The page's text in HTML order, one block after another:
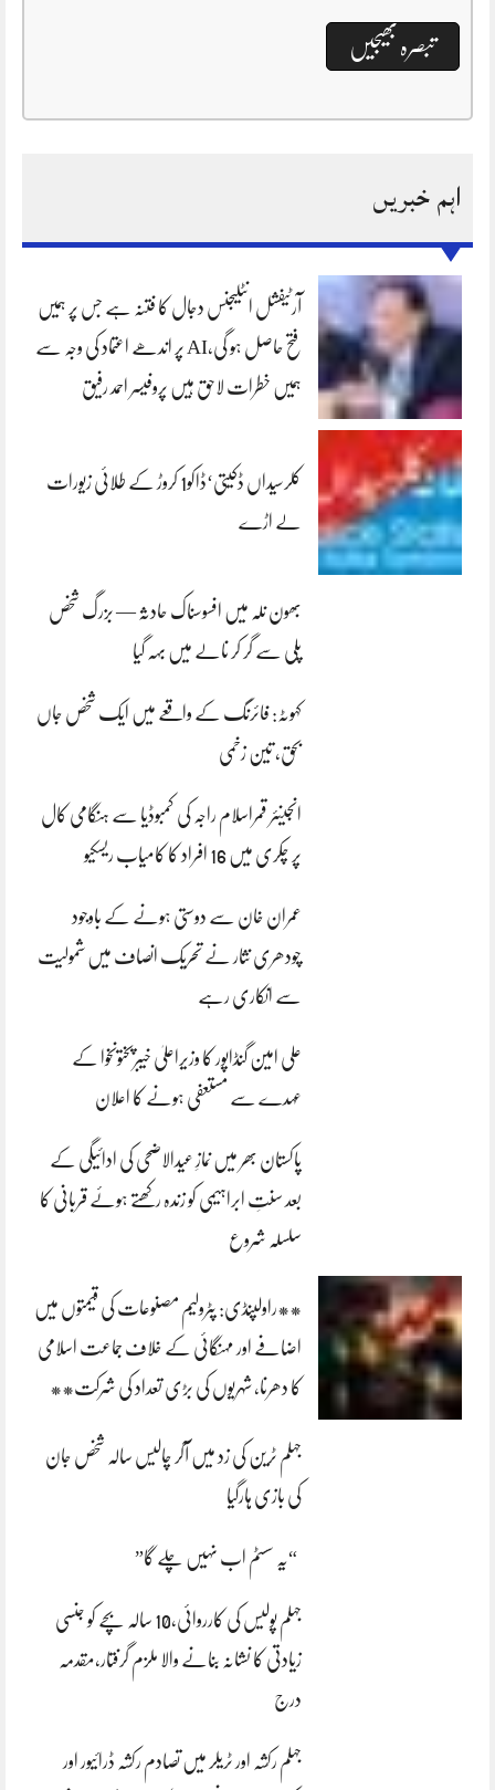
اہم خبریں
آرٹیفشل انٹلیجنس دجال کا فتنہ ہے جس پر ہمیں
فتح حاصل ہو گی،AI پر اندھے اعتماد کی وجہ سے
ہمیں خطرات لاحق ہیں پروفیسر احمد رفیق
کلرسیداں ڈکیتی‘ڈاکو1 کروڑ کے طلائی زیورات
لے اڑے
بھون نلہ میں افسوسناک حادثہ — بزرگ شخص
پلی سے گر کر نالے میں بہہ گیا
کہوٹہ: فائرنگ کے واقعے میں ایک شخص جاں
بحق، تین زخمی
انجینئر قمراسلام راجہ کی کمبوڈیا سے ہنگامی کال
پر چکری میں 16 افراد کا کامیاب ریسکیو
عمران خان سے دوستی ہونے کے باوجود
چودھری نثار نے تحریک انصاف میں شمولیت
سے انکاری رہے
علی امین گنڈاپور کا وزیراعلیٰ خیبرپختونخوا کے
عہدے سے مستعفی ہونے کا اعلان
پاکستان بھر میں نمازِ عیدالاضحی کی ادائیگی کے
بعد سنتِ ابراہیمی کو زندہ رکھتے ہوئے قربانی کا
سلسلہ شروع
**راولپنڈی: پٹرولیم مصنوعات کی قیمتوں میں
اضافے اور مہنگائی کے خلاف جماعت اسلامی
کا دھرنا، شہریوں کی بڑی تعداد کی شرکت**
جہلم ٹرین کی زد میں آکر چالیس سالہ شخص جان
کی بازی ہارگیا
“یہ سسٹم اب نہیں چلے گا”
جہلم پولیس کی کارروائی،10 سالہ بچے کو جنسی
زیادتی کا نشانہ بنانے والا ملزم گرفتار،مقدمہ
درج
جہلم رکشہ اور ٹریلر میں تصادم رکشہ ڈرائیور اور